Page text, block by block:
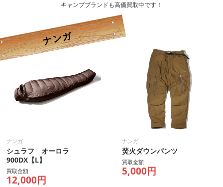
キャンプブランドも高価買取中です！
ナンガ
ナンガ
シュラフ オーロラ
900DX【L】
買取金額
12,000円
ナンガ
焚火ダウンパンツ
買取金額
5,000円